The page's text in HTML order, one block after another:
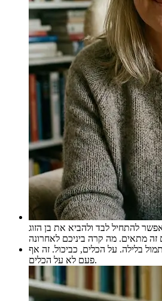
להתחיל לבד ולהביא את בן הזוג
בלילה. על הכלים, כביכול. זה אף
פעם לא על הכלים.